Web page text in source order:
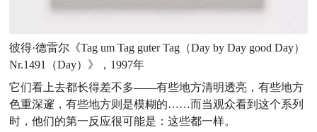
彼得·德雷尔《Tag um Tag guter Tag（Day by Day good Day）
Nr.1491（Day）》，1997年
它们看上去都长得差不多——有些地方清明透亮，有些地方
色重深邃，有些地方则是模糊的……而当观众看到这个系列
时，他们的第一反应很可能是：这些都一样。